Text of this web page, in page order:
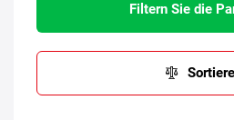
Filtern Sie die